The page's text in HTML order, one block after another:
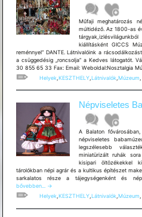
Műfaji meghatározás
múltidéző. Az 1800-as
kiállításként GICCS
reménnyel” DANTE. Látnivalóink a
a csüggedésig „roncsolja” a Kedves látogatót.
30 855 65 33 Fax: Email: Weboldal:Nosztalgia
Helyek, KESZTHELY, Látnivalók, Múzeum
Népviseletes
A Balaton
népviseletes
legszélesebb
miniatürizált ruhák
kisipari öltözékekkel
tárolókban népi agrár és a kultikus építészet
sarkalatos része a tájegységenként és
bővebben...
→
Helyek, KESZTHELY, Látnivalók, Múzeum